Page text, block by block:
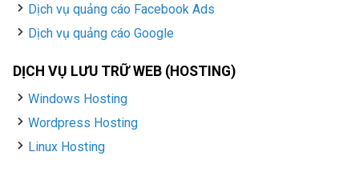
Dịch vụ quảng cáo Facebook Ads
Dịch vụ quảng cáo Google
DỊCH VỤ LƯU TRỮ WEB (HOSTING)
Windows Hosting
Wordpress Hosting
Linux Hosting